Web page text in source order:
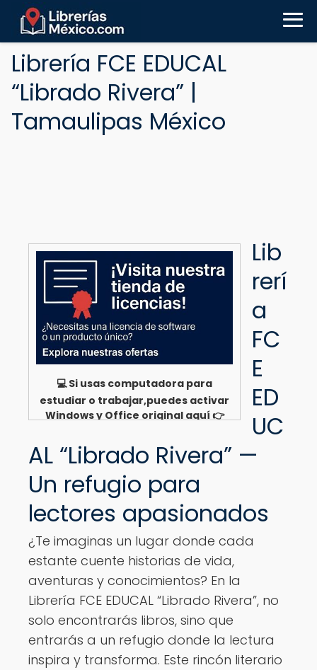
Librería FCE EDUCAL
“Librado Rivera” |
Tamaulipas México
💻 Si usas computadora para
estudiar o trabajar,puedes activar
Windows y Office original aquí 👉
Lib
rerí
a
FC
E
ED
UC
AL “Librado Rivera” —
Un refugio para
lectores apasionados
¿Te imaginas un lugar donde cada
estante cuente historias de vida,
aventuras y conocimientos? En la
Librería FCE EDUCAL “Librado Rivera”, no
solo encontrarás libros, sino que
entrarás a un refugio donde la lectura
inspira y transforma. Este rincón literario